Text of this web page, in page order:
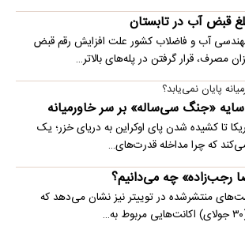
قبض آب در تابستان
آب و فاضلاب کشور علت افزایش رقم قبض
مصرف، قرار گرفتن در پله‌های بالاتر…
پایان نمی‌یابد؟
سایه «جنگ سی‌ساله» بر سر خاورمیانه
تا کشیده شدن پای اوکراین به دریای خزر؛ یک
که چرا مداخله قدرت‌های…
رجب‌زاده» چه می‌دانیم؟
منتشرشده در توییتر نیز نشان می‌دهد که